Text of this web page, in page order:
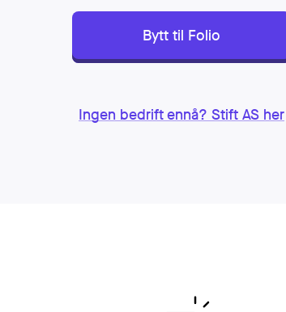
Bytt til Folio
Ingen bedrift ennå? Stift AS her